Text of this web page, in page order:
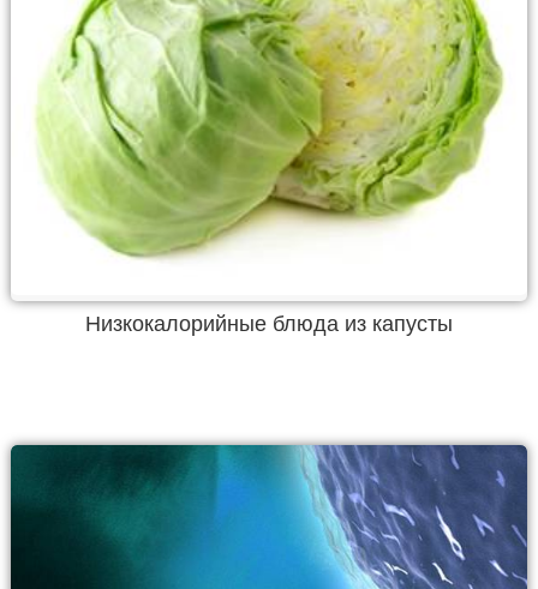
Низкокалорийные блюда из капусты